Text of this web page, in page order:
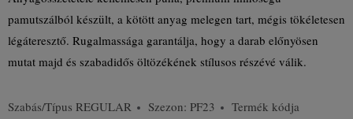
pamutszálból készült, a kötött anyag melegen tart, mégis tökéletesen
légáteresztő. Rugalmassága garantálja, hogy a darab előnyösen
mutat majd és szabadidős öltözékének stílusos részévé válik.
Szabás/Típus REGULAR Szezon: PF23
Termék kódja